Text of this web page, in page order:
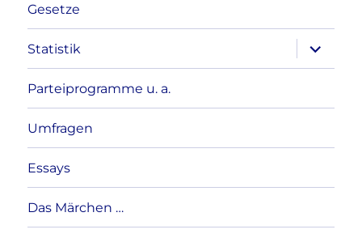
Gesetze
Statistik
anzeigen
Parteiprogramme u. a.
Umfragen
Essays
Das Märchen …